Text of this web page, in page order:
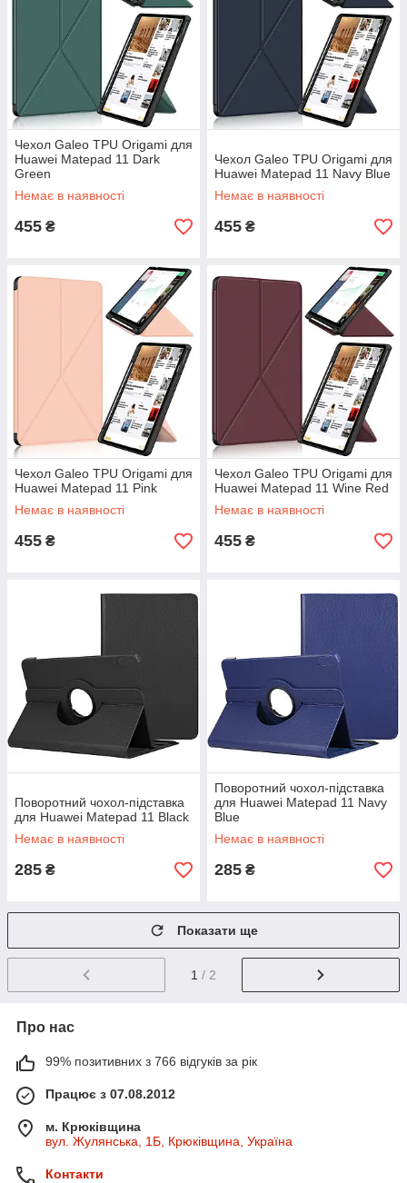
Чехол Galeo TPU Origami для
Huawei Matepad 11 Dark
Green
Немає в наявності
455 ₴
Чехол Galeo TPU Origami для
Huawei Matepad 11 Navy Blue
Немає в наявності
455 ₴
Чехол Galeo TPU Origami для
Huawei Matepad 11 Pink
Немає в наявності
455 ₴
Чехол Galeo TPU Origami для
Huawei Matepad 11 Wine Red
Немає в наявності
455 ₴
Поворотний чохол-підставка
для Huawei Matepad 11 Black
Немає в наявності
285 ₴
Поворотний чохол-підставка
для Huawei Matepad 11 Navy
Blue
Немає в наявності
285 ₴
Показати ще
1 / 2
Про нас
99% позитивних з 766 відгуків за рік
Працює з 07.08.2012
м. Крюківщина
вул. Жулянська, 1Б, Крюківщина, Україна
Контакти